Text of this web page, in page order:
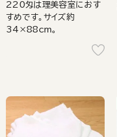
220匁は理美容室におす
すめです。サイズ約
34×88cm。